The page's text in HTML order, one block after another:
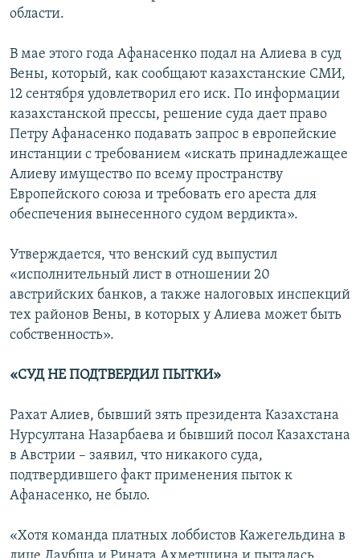
области.
В мае этого года Афанасенко подал на Алиева в суд
Вены, который, как сообщают казахстанские СМИ,
12 сентября удовлетворил его иск. По информации
казахстанской прессы, решение суда дает право
Петру Афанасенко подавать запрос в европейские
инстанции с требованием «искать принадлежащее
Алиеву имущество по всему пространству
Европейского союза и требовать его ареста для
обеспечения вынесенного судом вердикта».
Утверждается, что венский суд выпустил
«исполнительный лист в отношении 20
австрийских банков, а также налоговых инспекций
тех районов Вены, в которых у Алиева может быть
собственность».
«СУД НЕ ПОДТВЕРДИЛ ПЫТКИ»
Рахат Алиев, бывший зять президента Казахстана
Нурсултана Назарбаева и бывший посол Казахстана
в Австрии – заявил, что никакого суда,
подтвердившего факт применения пыток к
Афанасенко, не было.
«Хотя команда платных лоббистов Кажегельдина в